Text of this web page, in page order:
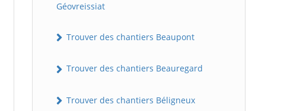
Géovreissiat
Trouver des chantiers Beaupont
Trouver des chantiers Beauregard
Trouver des chantiers Béligneux